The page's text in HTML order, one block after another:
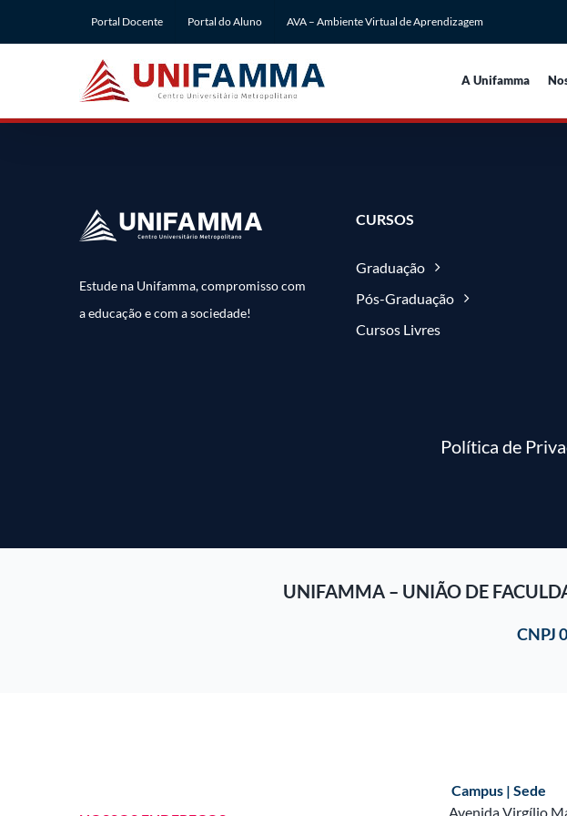
Portal Docente Portal do Aluno AVA – Ambiente Virtual de Aprendizagem
A Unifamma
Estude na Unifamma, compromisso com
a educação e com a sociedade!
CURSOS
Graduação
Pós-Graduação
Cursos Livres
Política de
UNIFAMMA – UNIÃO DE
CNPJ
Campus | Sede
Avenida Virgílio